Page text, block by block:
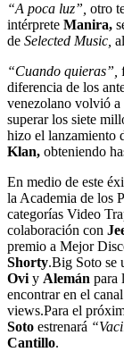
“A poca luz”, otro
intérprete Manira,
de Selected Music,
“Cuando quieras”,
diferencia de los
venezolano volvió a
superar los siete
hizo el lanzamiento
Klan, obteniendo
En medio de este
la Academia de los
categorías Video
colaboración con
premio a Mejor
Shorty.Big Soto se
Ovi y Alemán para
encontrar en el
views.Para el
Soto estrenará
Cantillo.